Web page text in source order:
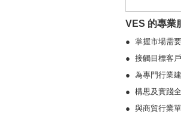
VES 的專業
● 掌握市場需
● 接觸目標客戶
● 為專門行業
● 構思及實踐
● 與商貿行業